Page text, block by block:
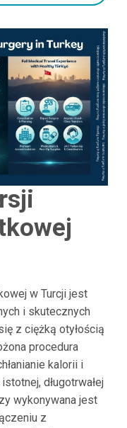
w Turcji jest
i skutecznych
z ciężką otyłością
procedura
kalorii i
długotrwałej
wykonywana jest
z